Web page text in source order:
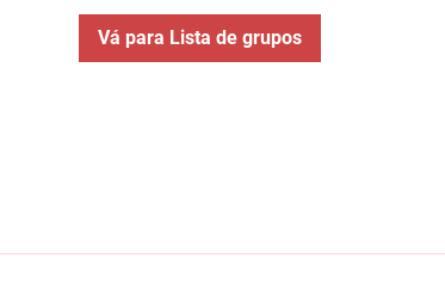
Vá para Lista de grupos